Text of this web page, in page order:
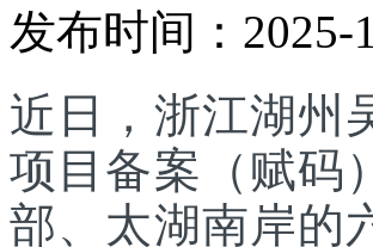
发布时间：2025-
近日，浙江湖州
项目备案（赋码
部、太湖南岸的